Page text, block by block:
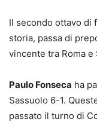
Il secondo ottavo di
storia, passa di
vincente tra Roma e
Paulo Fonseca ha
Sassuolo 6-1.
passato il turno di